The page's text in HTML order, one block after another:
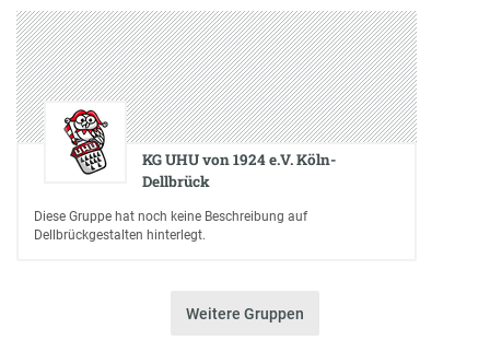
KG UHU von 1924 e.V. Köln-
Dellbrück
Diese Gruppe hat noch keine Beschreibung auf
Dellbrückgestalten hinterlegt.
Weitere Gruppen